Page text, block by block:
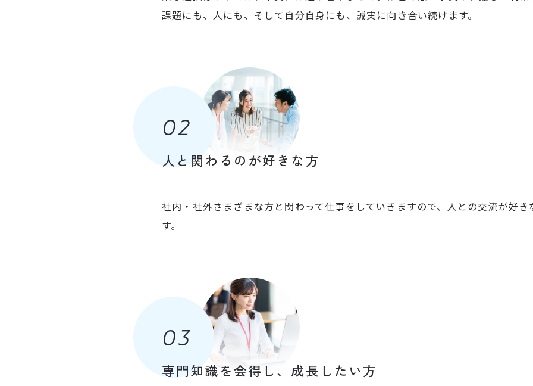
課題にも、人にも、そして自分自身にも、誠実に向き合い続けます。
02
人と関わるのが好きな方
社内・社外さまざまな方と関わって仕事をしていきますので、人との交流が好き
す。
03
専門知識を会得し、成長したい方